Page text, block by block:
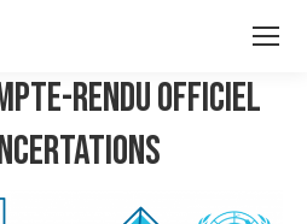
rendu officiel